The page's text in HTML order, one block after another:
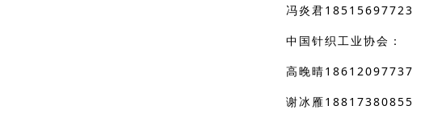
冯炎君18515697723
中国针织工业协会：
高晚晴18612097737
谢冰雁18817380855